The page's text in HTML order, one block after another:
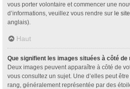
vous porter volontaire et commencer une
d’informations, veuillez vous rendre sur le
anglais).
Haut
Que signifient les images situées à côté de
Deux images peuvent apparaître à côté de
vous consultez un sujet. Une d’elles peut
rang, généralement représentée par des